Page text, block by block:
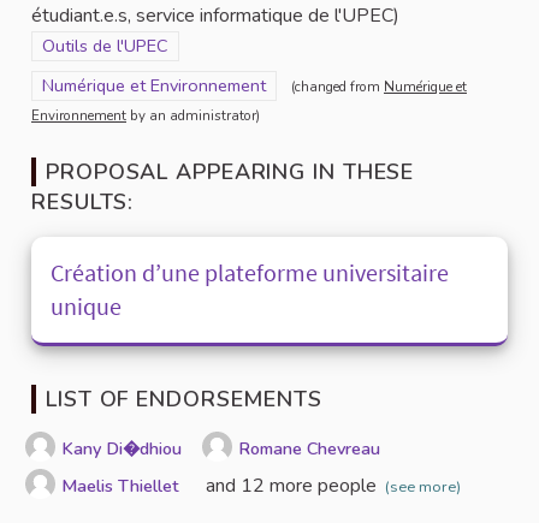
étudiant.e.s, service informatique de l'UPEC)
Filter results for category: Outils de l'UPEC
Outils de l'UPEC
Filter results for scope: Numérique et Environnement
Numérique et Environnement (changed from Numérique et
Environnement by an administrator)
PROPOSAL APPEARING IN THESE
RESULTS:
Création d’une plateforme universitaire
unique
LIST OF ENDORSEMENTS
Kany Di�dhiou
Romane Chevreau
Maelis Thiellet
and 12 more people (see more)